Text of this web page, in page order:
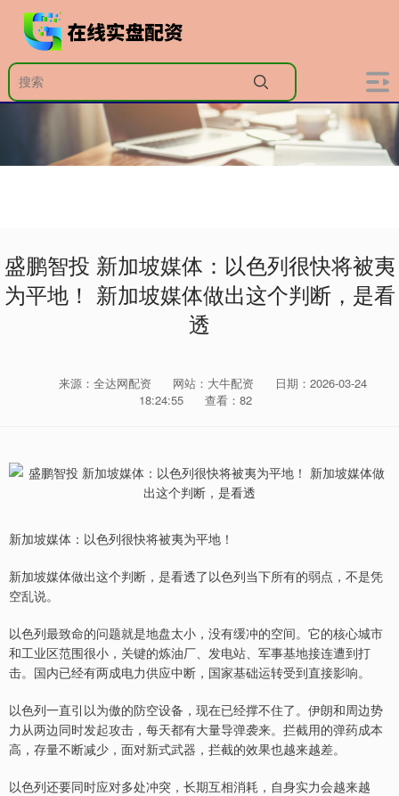
盛鹏智投 新加坡媒体：以色列很快将被夷
为平地！ 新加坡媒体做出这个判断，是看
透
来源：全达网配资 网站：大牛配资
日期：2026-03-24
18:24:55
查看：82
新加坡媒体：以色列很快将被夷为平地！
新加坡媒体做出这个判断，是看透了以色列当下所有的弱点，不是凭
空乱说。
以色列最致命的问题就是地盘太小，没有缓冲的空间。它的核心城市
和工业区范围很小，关键的炼油厂、发电站、军事基地接连遭到打
击。国内已经有两成电力供应中断，国家基础运转受到直接影响。
以色列一直引以为傲的防空设备，现在已经撑不住了。伊朗和周边势
力从两边同时发起攻击，每天都有大量导弹袭来。拦截用的弹药成本
高，存量不断减少，面对新式武器，拦截的效果也越来越差。
以色列还要同时应对多处冲突，长期互相消耗，自身实力会越来越